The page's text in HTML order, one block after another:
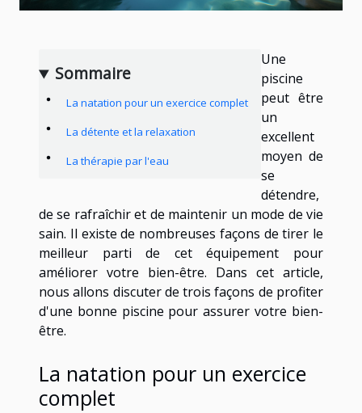
Sommaire
La natation pour un exercice complet
La détente et la relaxation
La thérapie par l'eau
Une
piscine
peut être
un
excellent
moyen de
se
détendre,
de se rafraîchir et de maintenir un mode de vie
sain. Il existe de nombreuses façons de tirer le
meilleur parti de cet équipement pour
améliorer votre bien-être. Dans cet article,
nous allons discuter de trois façons de profiter
d'une bonne piscine pour assurer votre bien-
être.
La natation pour un exercice
complet